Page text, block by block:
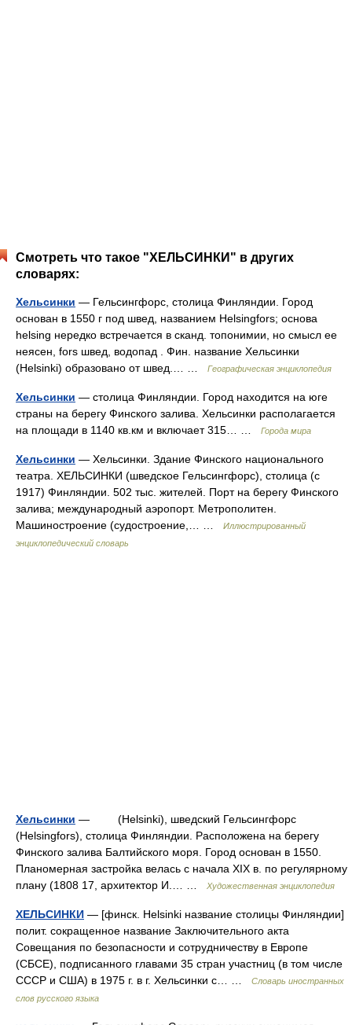
Смотреть что такое "ХЕЛЬСИНКИ" в других
словарях:
Хельсинки — Гельсингфорс, столица Финляндии. Город
основан в 1550 г под швед, названием Helsingfors; основа
helsing нередко встречается в сканд. топонимии, но смысл ее
неясен, fors швед, водопад . Фин. название Хельсинки
(Helsinki) образовано от швед.… …
Географическая энциклопедия
Хельсинки — столица Финляндии. Город находится на юге
страны на берегу Финского залива. Хельсинки располагается
на площади в 1140 кв.км и включает 315… …
Города мира
Хельсинки — Хельсинки. Здание Финского национального
театра. ХЕЛЬСИНКИ (шведское Гельсингфорс), столица (с
1917) Финляндии. 502 тыс. жителей. Порт на берегу Финского
залива; международный аэропорт. Метрополитен.
Машиностроение (судостроение,… …
Иллюстрированный
энциклопедический словарь
Хельсинки — (Helsinki), шведский Гельсингфорс
(Helsingfors), столица Финляндии. Расположена на берегу
Финского залива Балтийского моря. Город основан в 1550.
Планомерная застройка велась с начала XIX в. по регулярному
плану (1808 17, архитектор И.… …
Художественная энциклопедия
ХЕЛЬСИНКИ — [финск. Helsinki название столицы Финляндии]
полит. сокращенное название Заключительного акта
Совещания по безопасности и сотрудничеству в Европе
(СБСЕ), подписанного главами 35 стран участниц (в том числе
СССР и США) в 1975 г. в г. Хельсинки с… …
Словарь иностранных
слов русского языка